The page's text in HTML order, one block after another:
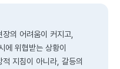
의 어려움이 커지고,
에 위협받는 상황이
지침이 아니라, 갈등의